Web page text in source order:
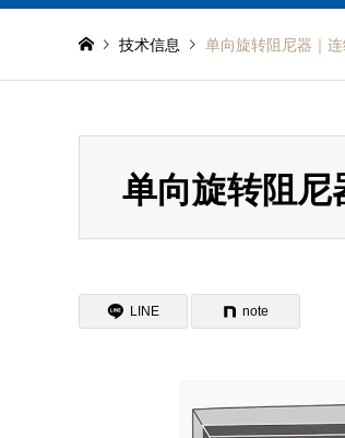
技术信息 单向旋转阻尼器｜
单向旋转阻尼
LINE note